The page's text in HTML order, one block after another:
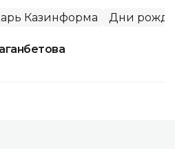
Казинформа Дни